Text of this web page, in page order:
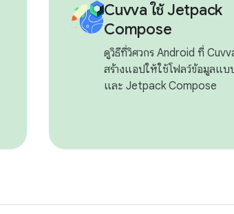
Cuvva ใช้ Jetpack
Compose
ดูวิธีที่วิศวกร Android ที่
สร้างแอปให้ใช้โฟลว์ข้อมูลแบ
และ Jetpack Compose